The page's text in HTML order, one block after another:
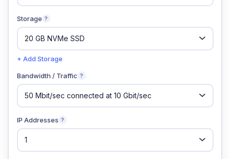
Storage ?
+ Add Storage
Bandwidth / Traffic ?
IP Addresses ?